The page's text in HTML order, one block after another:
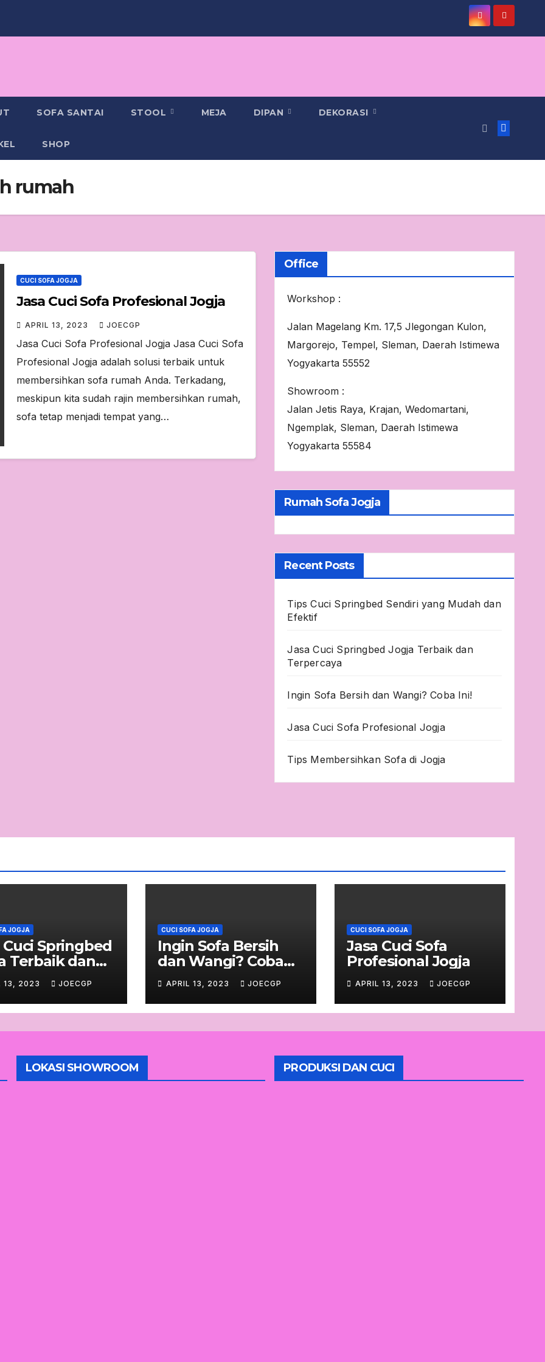
SOFA SANTAI STOOL MEJA DIPAN DEKORASI
SHOP
rumah
CUCI SOFA JOGJA
Jasa Cuci Sofa Profesional Jogja
APRIL 13, 2023 JOECGP
Jasa Cuci Sofa Profesional Jogja Jasa Cuci Sofa
Profesional Jogja adalah solusi terbaik untuk
membersihkan sofa rumah Anda. Terkadang,
meskipun kita sudah rajin membersihkan rumah,
sofa tetap menjadi tempat yang…
Office
Workshop :
Jalan Magelang Km. 17,5 Jlegongan Kulon,
Margorejo, Tempel, Sleman, Daerah Istimewa
Yogyakarta 55552
Showroom :
Jalan Jetis Raya, Krajan, Wedomartani,
Ngemplak, Sleman, Daerah Istimewa
Yogyakarta 55584
Rumah Sofa Jogja
Recent Posts
Tips Cuci Springbed Sendiri yang Mudah dan
Efektif
Jasa Cuci Springbed Jogja Terbaik dan
Terpercaya
Ingin Sofa Bersih dan Wangi? Coba Ini!
Jasa Cuci Sofa Profesional Jogja
Tips Membersihkan Sofa di Jogja
JOGJA
Cuci Springbed
Terbaik dan
13, 2023 JOECGP
CUCI SOFA JOGJA
Ingin Sofa Bersih
dan Wangi? Coba
Ini!
APRIL 13, 2023 JOECGP
CUCI SOFA JOGJA
Jasa Cuci Sofa
Profesional Jogja
APRIL 13, 2023 JOECGP
LOKASI SHOWROOM PRODUKSI DAN CUCI